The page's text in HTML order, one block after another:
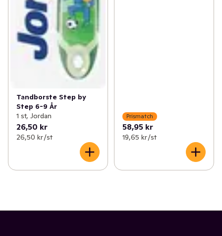
Tandborste Step by
Step 6-9 År
1 st, Jordan
26,50 kr
26,50 kr /st
Prismatch
58,95 kr
19,65 kr /st